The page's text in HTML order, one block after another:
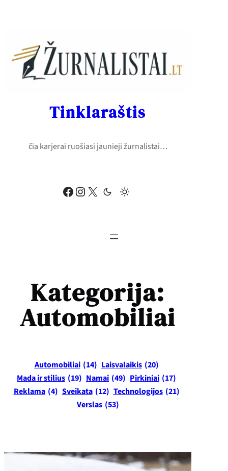
Facebook Instagram X
Tinklaraštis
čia karjerai ruošiasi jaunieji žurnalistai…
Kategorija:
Automobiliai
Automobiliai (14) Laisvalaikis (20)
Mada ir stilius (19) Namai (49) Pirkiniai (17)
Reklama (4) Sveikata (12) Technologijos (21)
Verslas (53)